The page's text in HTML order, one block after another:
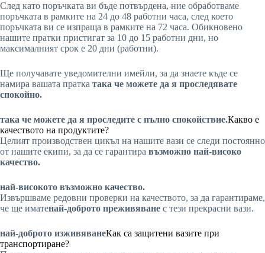
След като поръчката ви бъде потвърдена, ние обработваме
поръчката в рамките на 24 до 48 работни часа, след което
поръчката ви се изпраща в рамките на 72 часа. Обикновено
нашите пратки пристигат за 10 до 15 работни дни, но
максималният срок е 20 дни (работни).
Ще получавате уведомителни имейли, за да знаете къде се
намира вашата пратка така че можете да я проследявате
спокойно.
така че можете да я проследите с пълно спокойствие.Какво е
качеството на продуктите?
Целият производствен цикъл на нашите вази се следи постоянно
от нашите екипи, за да се гарантира възможно най-високо
качество.
най-високото възможно качество.
Извършваме редовни проверки на качеството, за да гарантираме,
че ще иматенай-доброто преживяване с тези прекрасни вази.
най-доброто изживяванеКак са защитени вазите при
транспортиране?